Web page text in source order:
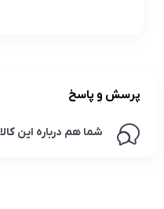
پرسش و پاسخ
شما هم درباره این